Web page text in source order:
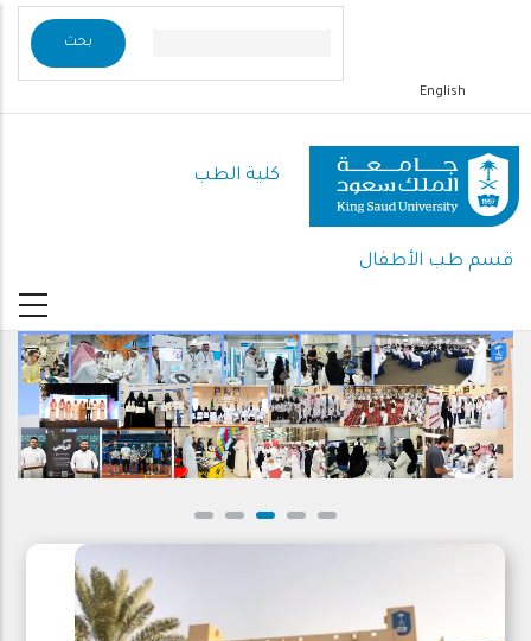
English
كلية الطب
قسم طب الأطفال